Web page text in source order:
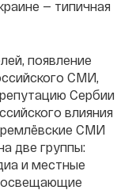
— типичная
появление
СМИ,
Сербии
влияния
СМИ
две группы:
и местные
освещающие